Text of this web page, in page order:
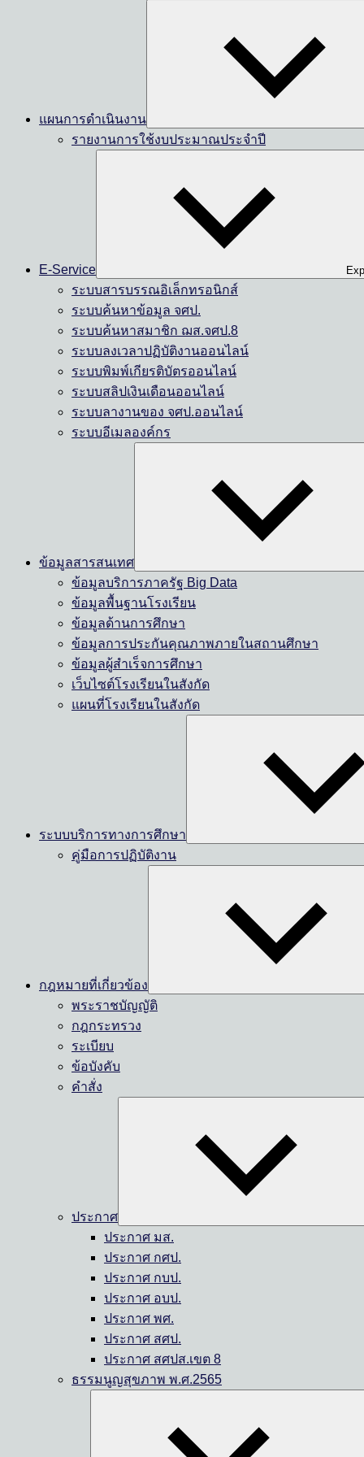
แผนการดำเนินงาน
รายงานการใช้งบประมาณประจำปี
E-Service
ระบบสารบรรณอิเล็กทรอนิกส์
ระบบค้นหาข้อมูล จศป.
ระบบค้นหาสมาชิก ฌส.จศป.8
ระบบลงเวลาปฏิบัติงานออนไลน์
ระบบพิมพ์เกียรติบัตรออนไลน์
ระบบสลิปเงินเดือนออนไลน์
ระบบลางานของ จศป.ออนไลน์
ระบบอีเมลองค์กร
ข้อมูลสารสนเทศ
ข้อมูลบริการภาครัฐ Big Data
ข้อมูลพื้นฐานโรงเรียน
ข้อมูลด้านการศึกษา
ข้อมูลการประกันคุณภาพภายในสถานศึกษา
ข้อมูลผู้สำเร็จการศึกษา
เว็บไซต์โรงเรียนในสังกัด
แผนที่โรงเรียนในสังกัด
ระบบบริการทางการศึกษา
คู่มือการปฏิบัติงาน
กฎหมายที่เกี่ยวข้อง
พระราชบัญญัติ
กฎกระทรวง
ระเบียบ
ข้อบังคับ
คำสั่ง
ประกาศ
ประกาศ มส.
ประกาศ กศป.
ประกาศ กบป.
ประกาศ อบป.
ประกาศ พศ.
ประกาศ สศป.
ประกาศ สศปส.เขต 8
ธรรมนูญสุขภาพ พ.ศ.2565